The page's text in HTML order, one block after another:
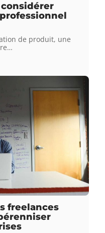
de produit, une
…
freelances